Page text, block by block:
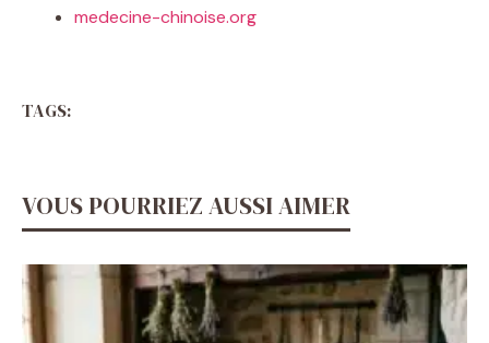
medecine-chinoise.org
TAGS:
VOUS POURRIEZ AUSSI AIMER